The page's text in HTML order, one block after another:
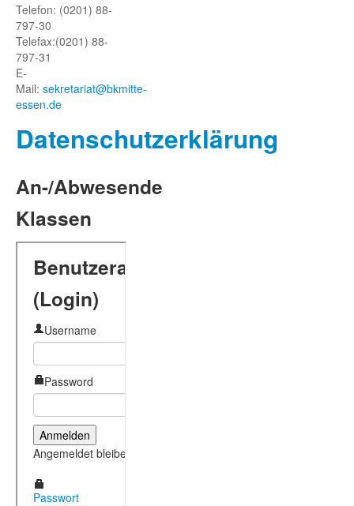
Telefon: (0201) 88-
797-30
Telefax:(0201) 88-
797-31
E-
Mail: sekretariat@bkmitte-
essen.de
Datenschutzerklärung
An-/Abwesende
Klassen